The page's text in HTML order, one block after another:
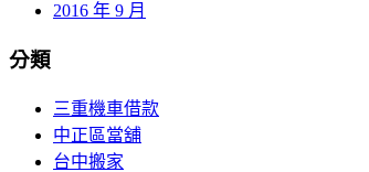
2016 年 9 月
分類
三重機車借款
中正區當舖
台中搬家